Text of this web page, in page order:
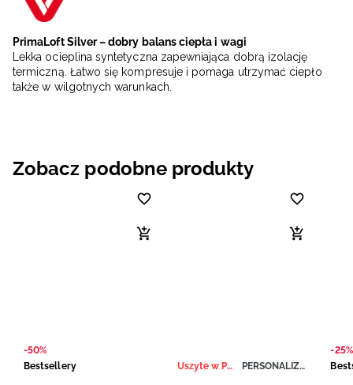
PrimaLoft Silver – dobry balans ciepła i wagi
Lekka ocieplina syntetyczna zapewniająca dobrą izolację
termiczną. Łatwo się kompresuje i pomaga utrzymać ciepło
także w wilgotnych warunkach.
Zobacz podobne produkty
-50%
Bestsellery
Uszyte w Polsce PERSONALIZACJA
-25%